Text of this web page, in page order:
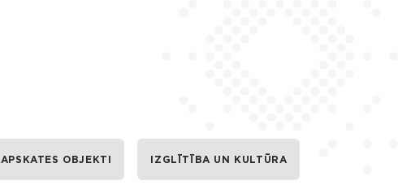
APSKATES OBJEKTI IZGLĪTĪBA UN KULTŪRA